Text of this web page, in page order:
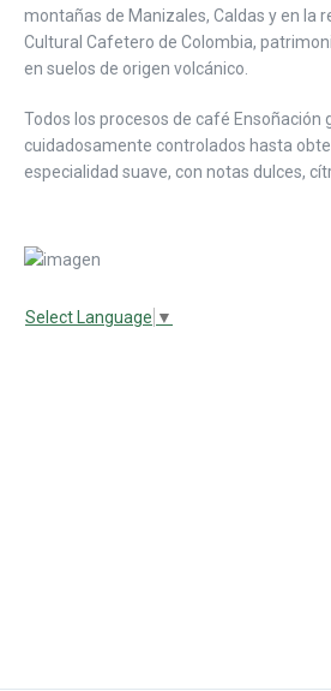
montañas de Manizales, Caldas y en la
Cultural Cafetero de Colombia,
en suelos de origen volcánico.
Todos los procesos de café Ensoñación
cuidadosamente controlados hasta
especialidad suave, con notas dulces,
Select Language ▼